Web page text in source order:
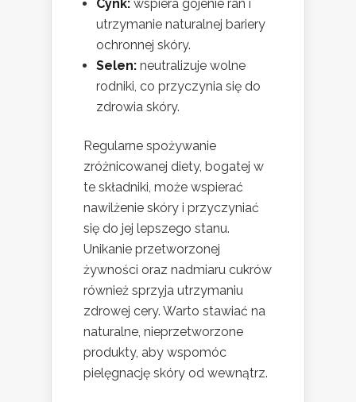
Cynk: wspiera gojenie ran i
utrzymanie naturalnej bariery
ochronnej skóry.
Selen: neutralizuje wolne
rodniki, co przyczynia się do
zdrowia skóry.
Regularne spożywanie
zróżnicowanej diety, bogatej w
te składniki, może wspierać
nawilżenie skóry i przyczyniać
się do jej lepszego stanu.
Unikanie przetworzonej
żywności oraz nadmiaru cukrów
również sprzyja utrzymaniu
zdrowej cery. Warto stawiać na
naturalne, nieprzetworzone
produkty, aby wspomóc
pielęgnację skóry od wewnątrz.